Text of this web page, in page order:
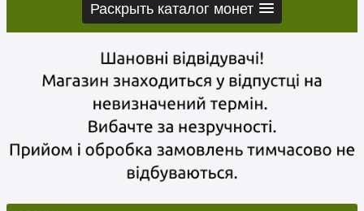
Раскрыть каталог монет